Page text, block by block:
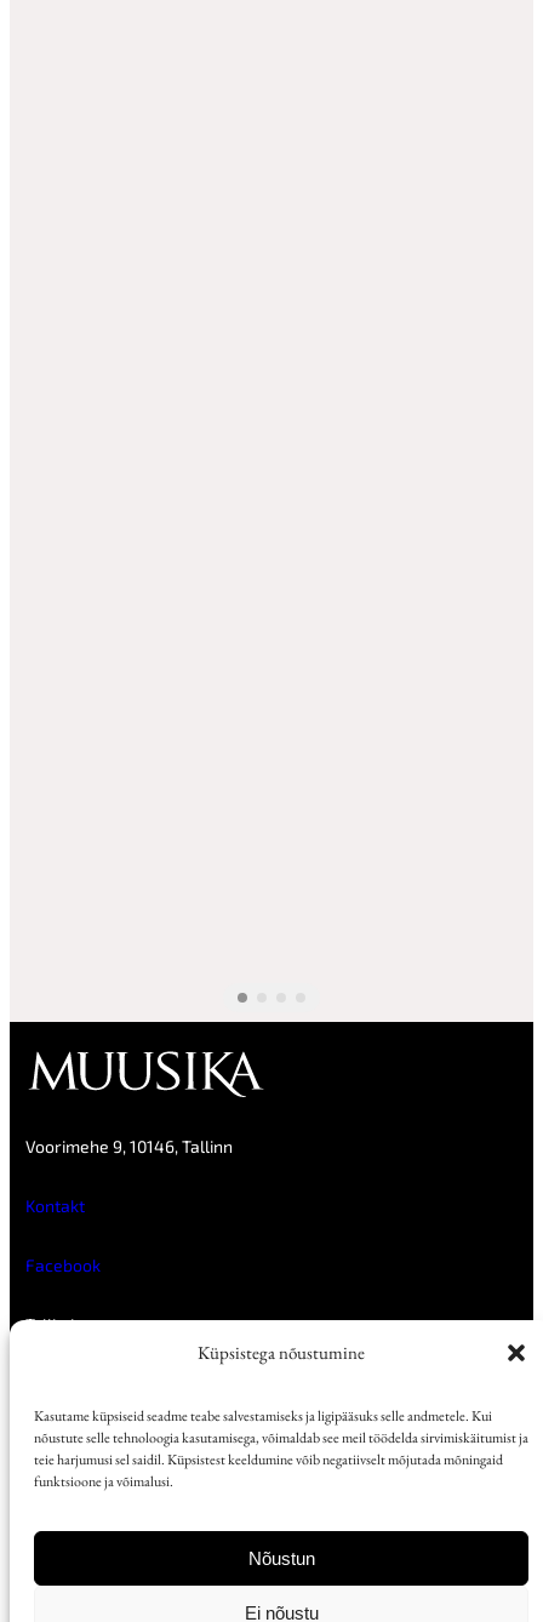
Küpsistega nõustumine
Kasutame küpsiseid seadme teabe salvestamiseks ja ligipääsuks selle andmetele. Kui
nõustute selle tehnoloogia kasutamisega, võimaldab see meil töödelda sirvimiskäitumist ja
teie harjumusi sel saidil. Küpsistest keeldumine võib negatiivselt mõjutada mõningaid
funktsioone ja võimalusi.
Nõustun
Ei nõustu
Voorimehe 9, 10146, Tallinn
Kontakt
Facebook
Tellimine
Kõik artiklid
Numbrite arhiiv
Arhiiv Digaris 2017-tänapäev
Kasutustingimused